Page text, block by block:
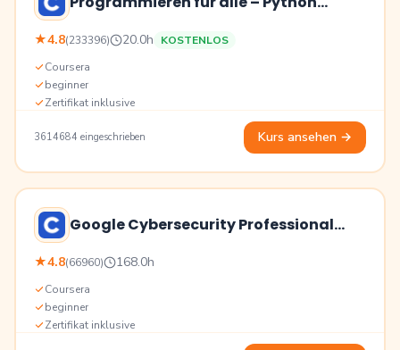
Bewertung
★4.8(233396)Bildung
20.0h Preis
KOSTENLOS
Coursera
beginner
Zertifikat inklusive
3614684 eingeschrieben Kurs ansehen →
Google Cybersecurity Professional
Bewertung
★4.8(66960)Bildung
168.0h
Coursera
beginner
Zertifikat inklusive